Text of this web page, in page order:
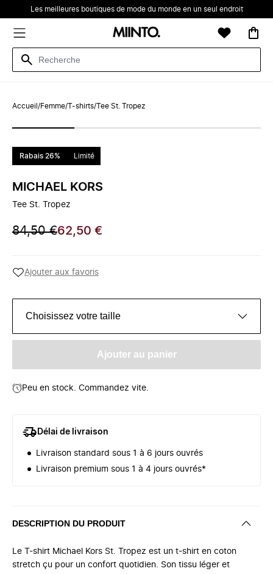
Les meilleures boutiques de mode du monde en un seul endroit
Accueil /Femme/T-shirts/Tee St. Tropez
Rabais 26% Limité
MICHAEL KORS
Tee St. Tropez
84,50 €62,50 €
Ajouter aux favoris
Choisissez votre taille
Ajouter au panier
Peu en stock. Commandez vite.
Délai de livraison
Livraison standard sous 1 à 6 jours ouvrés
Livraison premium sous 1 à 4 jours ouvrés*
DESCRIPTION DU PRODUIT
Le T-shirt Michael Kors St. Tropez est un t-shirt en coton
stretch çu pour un confort quotidien. Son tissu léger et